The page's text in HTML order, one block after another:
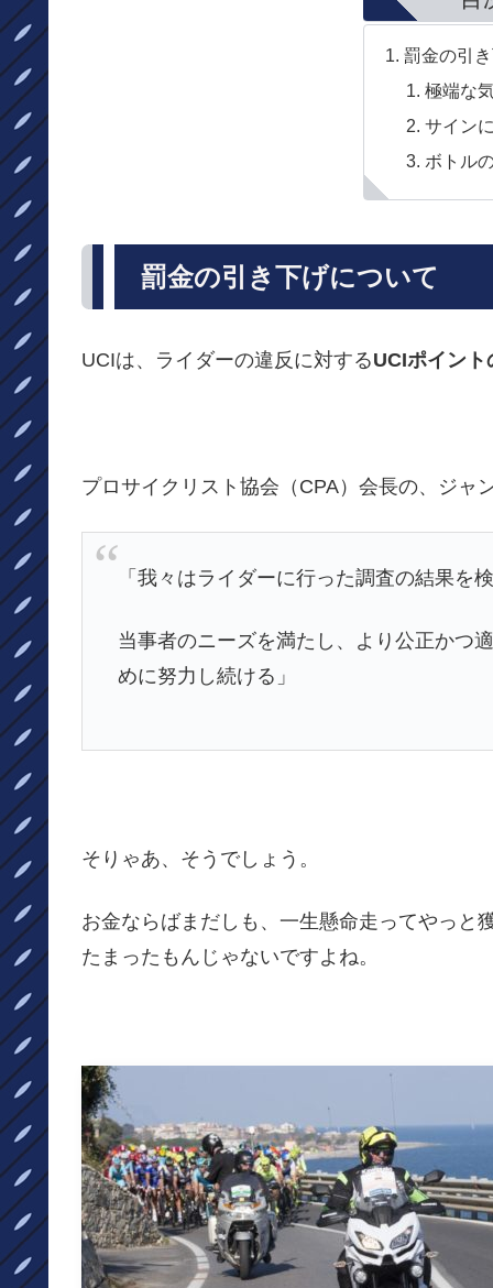
罰金の引
極端な
サイン
ボトル
罰金の引き下げについて
UCIは、ライダーの違反に対するUCIポイント
プロサイクリスト協会（CPA）会長の、ジャ
「我々はライダーに行った調査の結果を
当事者のニーズを満たし、より公正かつ
めに努力し続ける」
そりゃあ、そうでしょう。
お金ならばまだしも、一生懸命走ってやっと
たまったもんじゃないですよね。